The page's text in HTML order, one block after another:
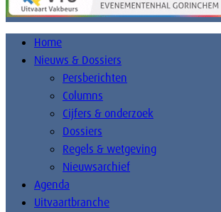
Home
Nieuws & Dossiers
Persberichten
Columns
Cijfers & onderzoek
Dossiers
Regels & wetgeving
Nieuwsarchief
Agenda
Uitvaartbranche